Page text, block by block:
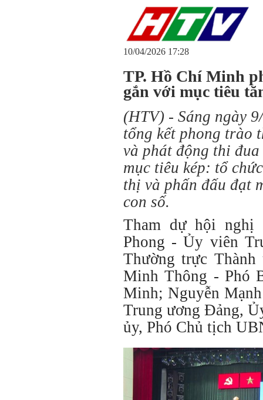
10/04/2026 17:28
TP. Hồ Chí Minh
gắn với mục tiêu
(HTV) - Sáng ngày
tổng kết phong trào
và phát động thi
mục tiêu kép: tổ
thị và phấn đấu đạt
con số.
Tham dự hội nghị
Phong - Ủy viên
Thường trực
Minh Thông - Phó
Minh; Nguyễn
Trung ương Đảng,
ủy, Phó Chủ tịch